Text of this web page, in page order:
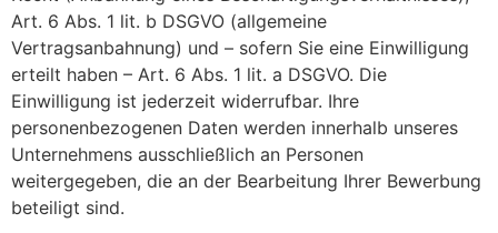
Art. 6 Abs. 1 lit. b DSGVO (allgemeine
Vertragsanbahnung) und – sofern Sie eine Einwilligung
erteilt haben – Art. 6 Abs. 1 lit. a DSGVO. Die
Einwilligung ist jederzeit widerrufbar. Ihre
personenbezogenen Daten werden innerhalb unseres
Unternehmens ausschließlich an Personen
weitergegeben, die an der Bearbeitung Ihrer Bewerbung
beteiligt sind.